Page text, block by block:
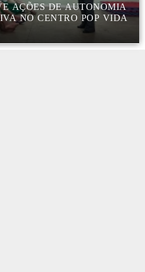
AÇÕES DE AUTONOMIA
NO CENTRO POP VIDA